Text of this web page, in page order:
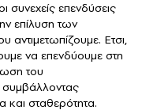
συνεχείς επενδύσεις
επίλυση των
αντιμετωπίζουμε. Ετσι,
να επενδύουμε στη
του
συμβάλλοντας
και σταθερότητα.